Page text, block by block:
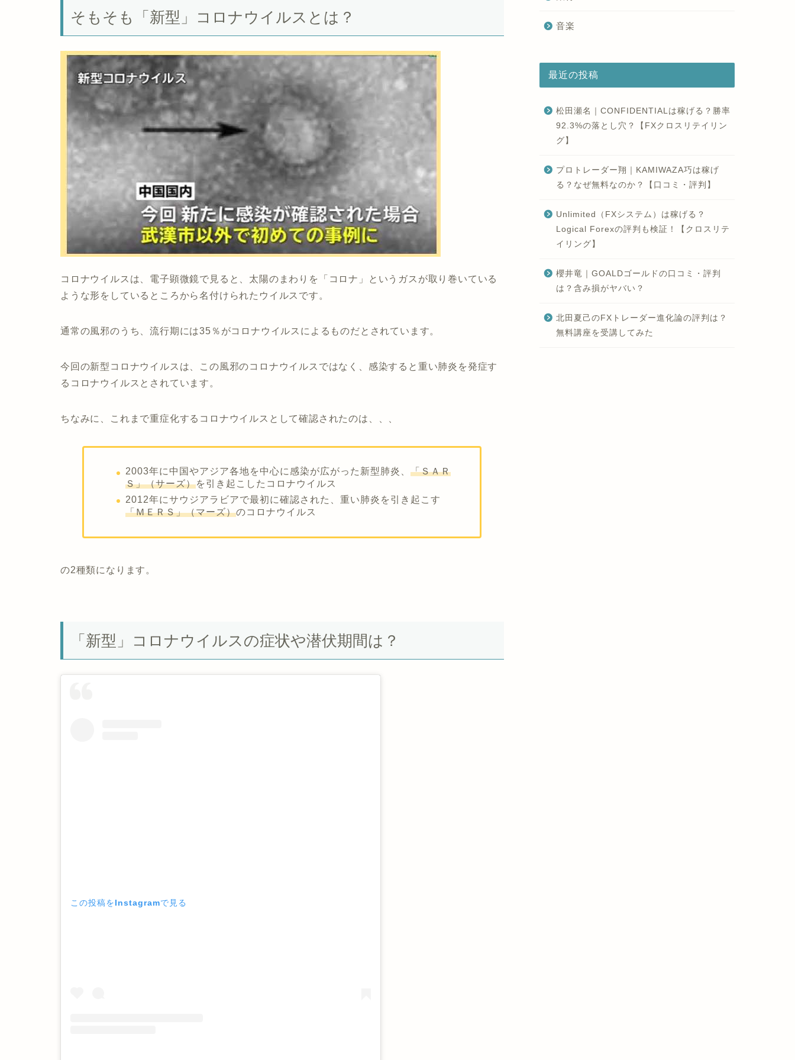
そもそも「新型」コロナウイルスとは？
コロナウイルスは、電子顕微鏡で見ると、太陽のまわりを「コロナ」というガスが取り巻いている
ような形をしているところから名付けられたウイルスです。
通常の風邪のうち、流行期には35％がコロナウイルスによるものだとされています。
今回の新型コロナウイルスは、この風邪のコロナウイルスではなく、 感染すると重い肺炎を発症す
るコロナウイルス とされています。
ちなみに、これまで重症化するコロナウイルスとして確認されたのは、、、
2003年に中国やアジア各地を中心に感染が広がった新型肺炎、「ＳＡＲ
Ｓ」（サーズ）を引き起こしたコロナウイルス
2012年にサウジアラビアで最初に確認された、重い肺炎を引き起こす
「ＭＥＲＳ」（マーズ）のコロナウイルス
の2種類になります。
「新型」コロナウイルスの症状や潜伏期間は？
この投稿をInstagramで見る
音楽
最近の投稿
松田瀬名｜CONFIDENTIALは稼げる？勝率
92.3%の落とし穴？【FXクロスリテイリン
グ】
プロトレーダー翔｜KAMIWAZA巧は稼げ
る？なぜ無料なのか？【口コミ・評判】
Unlimited（FXシステム）は稼げる？
Logical Forexの評判も検証！【クロスリテ
イリング】
櫻井竜｜GOALDゴールドの口コミ・評判
は？含み損がヤバい？
北田夏己のFXトレーダー進化論の評判は？
無料講座を受講してみた